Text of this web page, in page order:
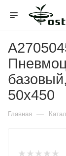
50x450
Главная —